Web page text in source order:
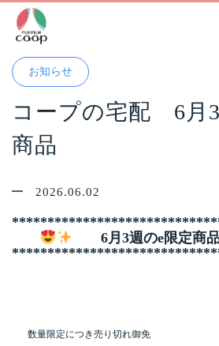
お知らせ
コープの宅配 6月
商品
2026.06.02
6月3週のe限定
数量限定につき売り切れ御免